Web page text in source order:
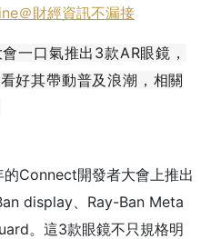
＠財經資訊不漏接
一口氣推出3款AR眼鏡，
好其帶動普及浪潮，相關
Connect開發者大會上推出
display、Ray-Ban Meta
。這3款眼鏡不只規格明